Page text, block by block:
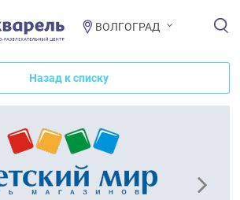
ВОЛГОГРАД
Назад к списку